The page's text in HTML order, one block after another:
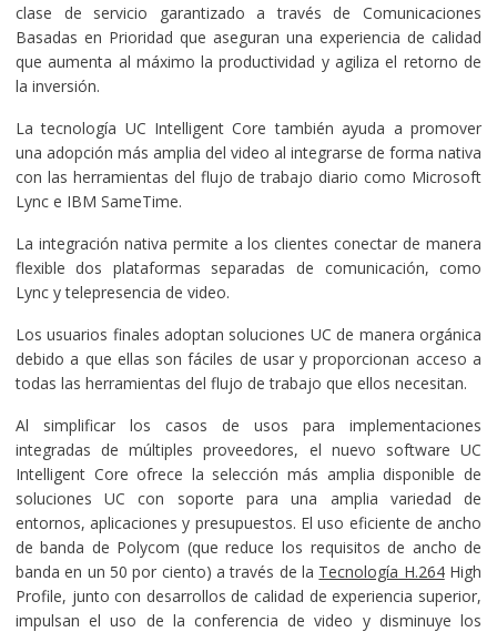
clase de servicio garantizado a través de Comunicaciones
Basadas en Prioridad que aseguran una experiencia de calidad
que aumenta al máximo la productividad y agiliza el retorno de
la inversión.
La tecnología UC Intelligent Core también ayuda a promover
una adopción más amplia del video al integrarse de forma nativa
con las herramientas del flujo de trabajo diario como Microsoft
Lync e IBM SameTime.
La integración nativa permite a los clientes conectar de manera
flexible dos plataformas separadas de comunicación, como
Lync y telepresencia de video.
Los usuarios finales adoptan soluciones UC de manera orgánica
debido a que ellas son fáciles de usar y proporcionan acceso a
todas las herramientas del flujo de trabajo que ellos necesitan.
Al simplificar los casos de usos para implementaciones
integradas de múltiples proveedores, el nuevo software UC
Intelligent Core ofrece la selección más amplia disponible de
soluciones UC con soporte para una amplia variedad de
entornos, aplicaciones y presupuestos. El uso eficiente de ancho
de banda de Polycom (que reduce los requisitos de ancho de
banda en un 50 por ciento) a través de la Tecnología H.264High
Profile, junto con desarrollos de calidad de experiencia superior,
impulsan el uso de la conferencia de video y disminuye los